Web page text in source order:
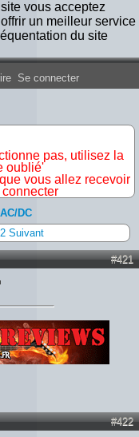
vous acceptez
un meilleur service
du site
France
Se connecter
pas, utilisez la
oublié'
vous allez recevoir
AC/DC
Suivant
#421
#422